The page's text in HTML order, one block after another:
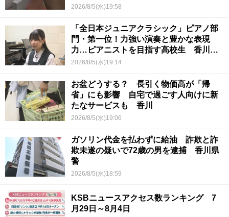
2026/8/5(水)19:58
「全日本ジュニアクラシック」ピアノ部
門・第一位！力強い演奏と豊かな表現
力…ピアニストを目指す高校生 香川
【青春のキセキ】
2026/8/5(水)19:14
お盆どうする？ 長引く物価高が「帰
省」にも影響 自宅で過ごす人向けに新
たなサービスも 香川
2026/8/5(水)19:06
ガソリン代金を払わずに給油 詐欺と詐
欺未遂の疑いで72歳の男を逮捕 香川県
警
2026/8/5(水)18:59
KSBニュースアクセス数ランキング 7
月29日～8月4日